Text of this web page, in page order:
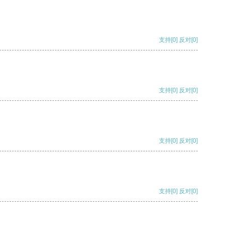
支持[0] 反对[0]
支持[0] 反对[0]
支持[0] 反对[0]
支持[0] 反对[0]